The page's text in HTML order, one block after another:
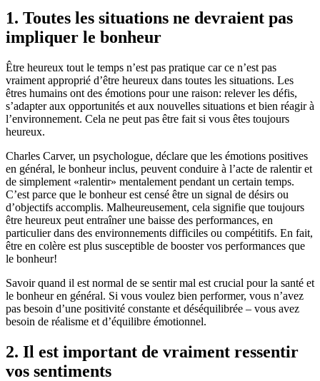
1. Toutes les situations ne devraient pas
impliquer le bonheur
Être heureux tout le temps n’est pas pratique car ce n’est pas
vraiment approprié d’être heureux dans toutes les situations. Les
êtres humains ont des émotions pour une raison: relever les défis,
s’adapter aux opportunités et aux nouvelles situations et bien réagir à
l’environnement. Cela ne peut pas être fait si vous êtes toujours
heureux.
Charles Carver, un psychologue, déclare que les émotions positives
en général, le bonheur inclus, peuvent conduire à l’acte de ralentir et
de simplement «ralentir» mentalement pendant un certain temps.
C’est parce que le bonheur est censé être un signal de désirs ou
d’objectifs accomplis. Malheureusement, cela signifie que toujours
être heureux peut entraîner une baisse des performances, en
particulier dans des environnements difficiles ou compétitifs. En fait,
être en colère est plus susceptible de booster vos performances que
le bonheur!
Savoir quand il est normal de se sentir mal est crucial pour la santé et
le bonheur en général. Si vous voulez bien performer, vous n’avez
pas besoin d’une positivité constante et déséquilibrée – vous avez
besoin de réalisme et d’équilibre émotionnel.
2. Il est important de vraiment ressentir
vos sentiments